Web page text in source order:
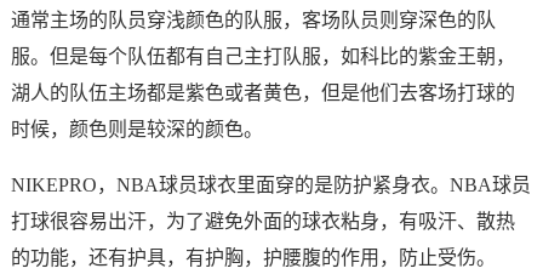
通常主场的队员穿浅颜色的队服，客场队员则穿深色的队
服。但是每个队伍都有自己主打队服，如科比的紫金王朝，
湖人的队伍主场都是紫色或者黄色，但是他们去客场打球的
时候，颜色则是较深的颜色。
NIKEPRO，NBA球员球衣里面穿的是防护紧身衣。NBA球员
打球很容易出汗，为了避免外面的球衣粘身，有吸汗、散热
的功能，还有护具，有护胸，护腰腹的作用，防止受伤。